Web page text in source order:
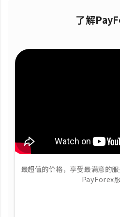
了解
最超值的价格，享受最满意的
PayForex服